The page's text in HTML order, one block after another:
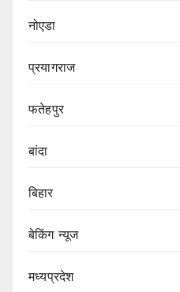
नोएडा
प्रयागराज
फतेहपुर
बांदा
बिहार
बेकिंग न्यूज
मध्यप्रदेश